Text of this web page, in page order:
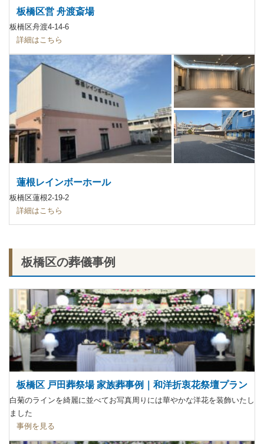
板橋区営 舟渡斎場
板橋区舟渡4-14-6
詳細はこちら
蓮根レインボーホール
板橋区蓮根2-19-2
詳細はこちら
板橋区の葬儀事例
板橋区 戸田葬祭場 家族葬事例｜和洋折衷花祭壇プラン
白菊のラインを綺麗に並べてお写真周りには華やかな洋花を装飾いたし
ました
事例を見る